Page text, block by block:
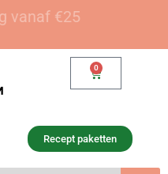
vanaf €25
vandaag verzonden
0
Winkelwagen
Recept paketten